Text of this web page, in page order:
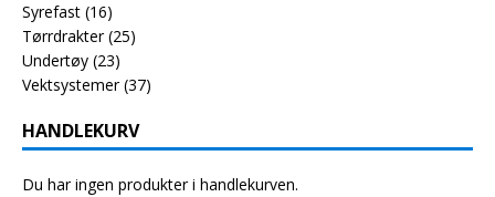
Syrefast (16)
Tørrdrakter (25)
Undertøy (23)
Vektsystemer (37)
HANDLEKURV
Du har ingen produkter i handlekurven.